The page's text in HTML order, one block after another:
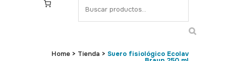
e
c
Home > Tienda > Suero fisiológico Ecolav